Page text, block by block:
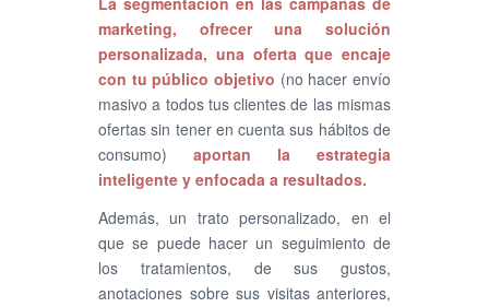
marketing, ofrecer una solución
personalizada, una oferta que encaje
con tu público objetivo (no hacer envío
masivo a todos tus clientes de las mismas
ofertas sin tener en cuenta sus hábitos de
consumo) aportan la estrategia
inteligente y enfocada a resultados.
Además, un trato personalizado, en el
que se puede hacer un seguimiento de
los tratamientos, de sus gustos,
anotaciones sobre sus visitas anteriores,